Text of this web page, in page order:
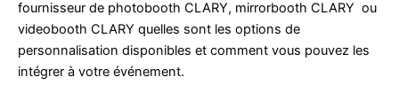
fournisseur de photobooth CLARY, mirrorbooth CLARY ou
videobooth CLARY quelles sont les options de
personnalisation disponibles et comment vous pouvez les
intégrer à votre événement.